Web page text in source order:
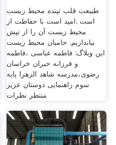
طبیعت قلب تپنده محیط زیست
است .امید است با حفاظت از
محیط زیست آن را از تپش
نیاندازیم. حامیان محیط زیست
این وبلاگ: فاطمه عباسی ،فاطمه
و فرزانه حیران خراسان
رضوی،مدرسه شاهد الزهرا پایه
سوم راهنمایی دوستان عزیز
منتظر نظرات